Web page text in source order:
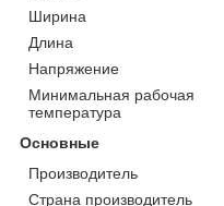
Ширина
Длина
Напряжение
Минимальная рабочая
температура
Основные
Производитель
Страна производитель